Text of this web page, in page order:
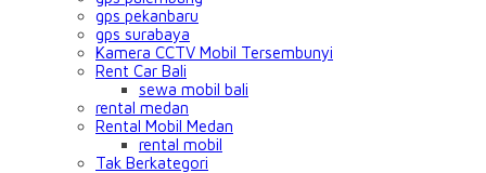
gps pekanbaru
gps surabaya
Kamera CCTV Mobil Tersembunyi
Rent Car Bali
sewa mobil bali
rental medan
Rental Mobil Medan
rental mobil
Tak Berkategori